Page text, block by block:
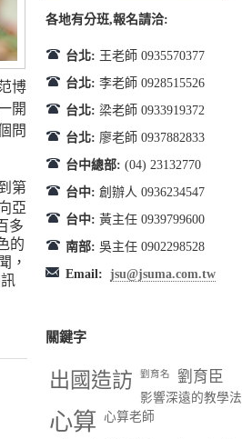
博
開
問
第
亞
多
的
，
各地有分班,報名請洽:
台北: 王老師 0935570377
台北: 李老師 0928515526
台北: 梁老師 0933919372
台北: 廖老師 0937882833
台中總部: (04) 23132770
台中: 創辦人 0936234547
台中: 黃主任 0939799600
南部: 吳主任 0902298528
Email: jsu@jsuma.com.tw
關鍵字
出國造訪 劉育名 劉育臣
影響深遠的教學法
心算 心算老師